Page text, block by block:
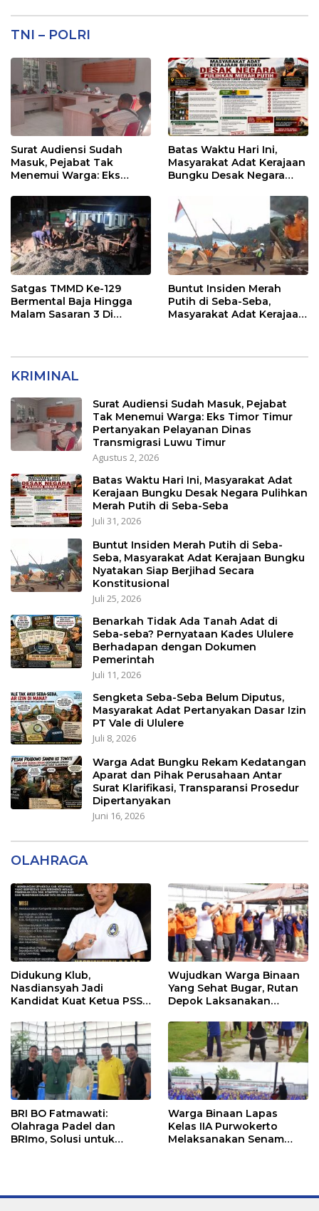
TNI – POLRI
Surat Audiensi Sudah
Masuk, Pejabat Tak
Menemui Warga: Eks
Pelayanan Dinas
Transmigrasi Luwu Timur
Batas Waktu Hari Ini,
Masyarakat Adat Kerajaan
Bungku Desak Negara
Seba-Seba
Satgas TMMD Ke-129
Bermental Baja Hingga
Malam Sasaran 3 Di
Buntut Insiden Merah
Putih di Seba-Seba,
Masyarakat Adat Kerajaan
KRIMINAL
Surat Audiensi Sudah Masuk, Pejabat
Tak Menemui Warga: Eks Timor Timur
Pertanyakan Pelayanan Dinas
Transmigrasi Luwu Timur
Agustus 2, 2026
Batas Waktu Hari Ini, Masyarakat Adat
Kerajaan Bungku Desak Negara Pulihkan
Merah Putih di Seba-Seba
Juli 31, 2026
Buntut Insiden Merah Putih di Seba-
Seba, Masyarakat Adat Kerajaan Bungku
Nyatakan Siap Berjihad Secara
Konstitusional
Juli 25, 2026
Benarkah Tidak Ada Tanah Adat di
Seba-seba? Pernyataan Kades Ululere
Berhadapan dengan Dokumen
Pemerintah
Juli 11, 2026
Sengketa Seba-Seba Belum Diputus,
Masyarakat Adat Pertanyakan Dasar Izin
PT Vale di Ululere
Juli 8, 2026
Warga Adat Bungku Rekam Kedatangan
Aparat dan Pihak Perusahaan Antar
Surat Klarifikasi, Transparansi Prosedur
Dipertanyakan
Juni 16, 2026
OLAHRAGA
Didukung Klub,
Nasdiansyah Jadi
Kandidat Kuat Ketua PSSI
Wujudkan Warga Binaan
Yang Sehat Bugar, Rutan
Depok Laksanakan
BRI BO Fatmawati:
Olahraga Padel dan
BRImo, Solusi untuk
Warga Binaan Lapas
Kelas IIA Purwokerto
Melaksanakan Senam